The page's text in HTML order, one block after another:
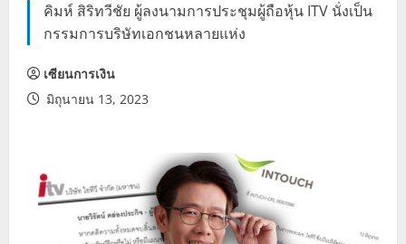
คิมห์ สิริทวีชัย ผู้ลงนามการประชุมผู้ถือหุ้น ITV นั่งเป็น
กรรมการบริษัทเอกชนหลายแห่ง
เซียนการเงิน
มิถุนายน 13, 2023